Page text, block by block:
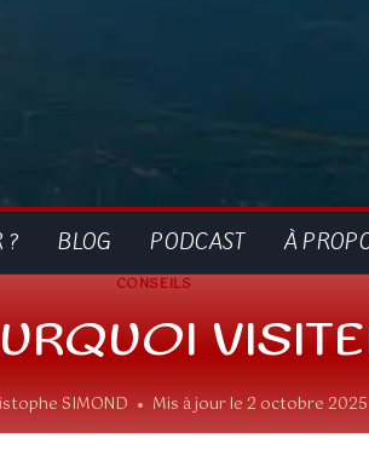
? BLOG PODCAST À
CONSEILS
SIMOND Mis à jour le2 octobre 2025